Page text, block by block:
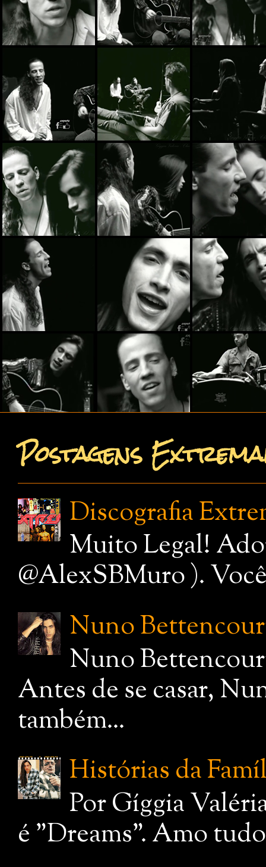
Postagens
Discografia
Muito Legal!
@AlexSBMuro ).
Nuno
Nuno
Antes de se casar,
também...
Histórias da
Por Gíggia
é "Dreams". Amo